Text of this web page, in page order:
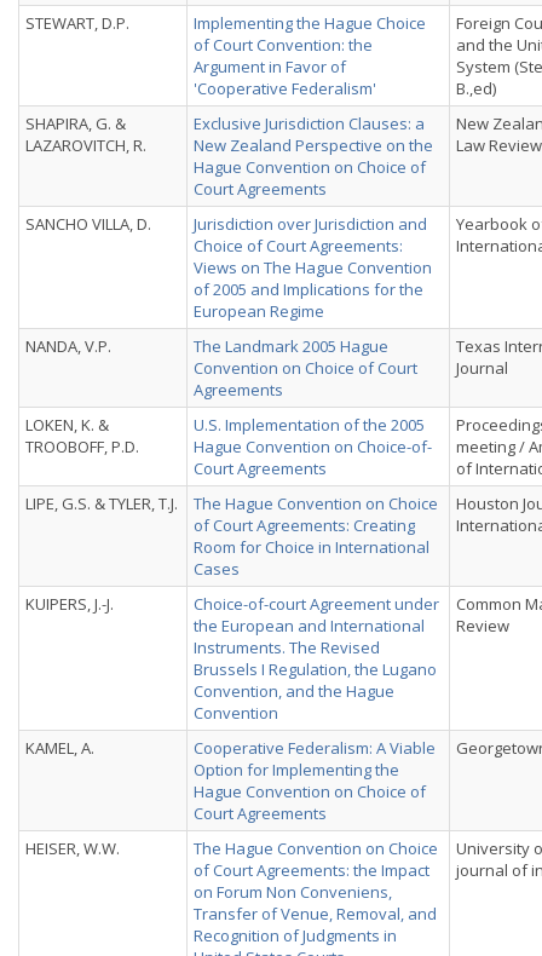
STEWART, D.P.
Implementing the Hague Choice
of Court Convention: the
Argument in Favor of
'Cooperative Federalism'
Foreign
and the
System
B.,ed)
SHAPIRA, G. &
LAZAROVITCH, R.
Exclusive Jurisdiction Clauses: a
New Zealand Perspective on the
Hague Convention on Choice of
Court Agreements
New
Law Review
SANCHO VILLA, D.
Jurisdiction over Jurisdiction and
Choice of Court Agreements:
Views on The Hague Convention
of 2005 and Implications for the
European Regime
Yearbook
NANDA, V.P.
The Landmark 2005 Hague
Convention on Choice of Court
Agreements
Texas
Journal
LOKEN, K. &
TROOBOFF, P.D.
U.S. Implementation of the 2005
Hague Convention on Choice-of-
Court Agreements
meeting /
of
LIPE, G.S. & TYLER, T.J.
The Hague Convention on Choice
of Court Agreements: Creating
Room for Choice in International
Cases
Houston
KUIPERS, J.-J.
Choice-of-court Agreement under
the European and International
Instruments. The Revised
Brussels I Regulation, the Lugano
Convention, and the Hague
Convention
Common
Review
KAMEL, A.
Cooperative Federalism: A Viable
Option for Implementing the
Hague Convention on Choice of
Court Agreements
HEISER, W.W.
The Hague Convention on Choice
of Court Agreements: the Impact
on Forum Non Conveniens,
Transfer of Venue, Removal, and
Recognition of Judgments in
University
journal of